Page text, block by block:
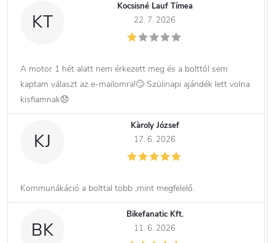
KT
Kocsisné Lauf Tímea
22. 7. 2026
A motor 1 hét alatt nem érkezett meg és a bolttól sem
kaptam választ az e-mailomra!🙄 Szülinapi ajándék lett volna
kisfiamnak😞
KJ
Kàroly József
17. 6. 2026
Kommunákáció a bolttal több ,mint megfelelő.
BK
Bikefanatic Kft.
11. 6. 2026